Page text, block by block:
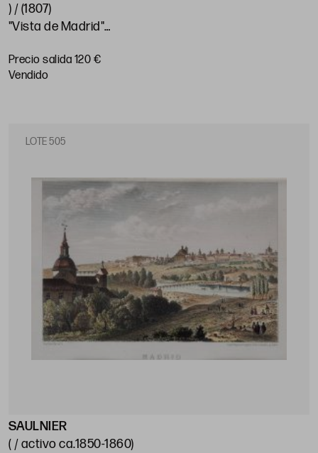
) / (1807)
"Vista de Madrid"
Precio salida 120 €
vendido
LOTE 505
SAULNIER
( / activo ca.1850-1860)